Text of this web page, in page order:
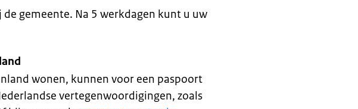
gemeente. Na 5 werkdagen kunt u uw
wonen, kunnen voor een paspoort
vertegenwoordigingen, zoals